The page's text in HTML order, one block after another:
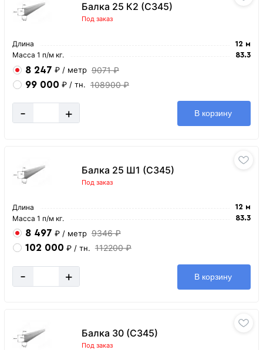
Балка 25 К2 (С345)
Под заказ
Длина 12 м
Масса 1 п/м кг. 83.3
8 247 ₽ / метр 9071 ₽
99 000 ₽ / тн. 108900 ₽
- + В корзину
Балка 25 Ш1 (С345)
Под заказ
Длина 12 м
Масса 1 п/м кг. 83.3
8 497 ₽ / метр 9346 ₽
102 000 ₽ / тн. 112200 ₽
- + В корзину
Балка 30 (С345)
Под заказ